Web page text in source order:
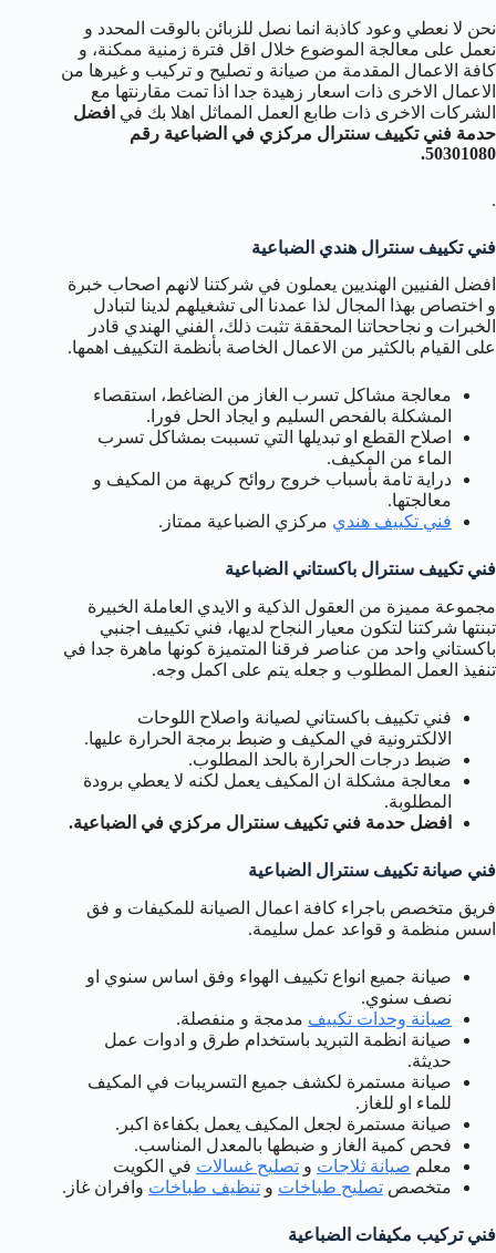
نحن لا نعطي وعود كاذبة انما نصل للزبائن بالوقت المحدد و
نعمل على معالجة الموضوع خلال اقل فترة زمنية ممكنة، و
كافة الاعمال المقدمة من صيانة و تصليح و تركيب و غيرها من
الاعمال الاخرى ذات اسعار زهيدة جدا اذا تمت مقارنتها مع
الشركات الاخرى ذات طابع العمل المماثل اهلا بك في افضل
حدمة فني تكييف سنترال مركزي في الضباعية رقم
50301080.
.
فني تكييف سنترال هندي الضباعية
افضل الفنيين الهنديين يعملون في شركتنا لانهم اصحاب خبرة
و اختصاص بهذا المجال لذا عمدنا الى تشغيلهم لدينا لتبادل
الخبرات و نجاححاتنا المحققة تثبت ذلك، الفني الهندي قادر
على القيام بالكثير من الاعمال الخاصة بأنظمة التكييف اهمها.
معالجة مشاكل تسرب الغاز من الضاغط، استقصاء
المشكلة بالفحص السليم و ايجاد الحل فورا.
اصلاح القطع او تبديلها التي تسببت بمشاكل تسرب
الماء من المكيف.
دراية تامة بأسباب خروج روائح كريهة من المكيف و
معالجتها.
فني تكييف هندي مركزي الضباعية ممتاز.
فني تكييف سنترال باكستاني الضباعية
مجموعة مميزة من العقول الذكية و الايدي العاملة الخبيرة
تبنتها شركتنا لتكون معيار النجاح لديها، فني تكييف اجنبي
باكستاني واحد من عناصر فرقنا المتميزة كونها ماهرة جدا في
تنفيذ العمل المطلوب و جعله يتم على اكمل وجه.
فني تكييف باكستاني لصيانة واصلاح اللوحات
الالكترونية في المكيف و ضبط برمجة الحرارة عليها.
ضبط درجات الحرارة بالحد المطلوب.
معالجة مشكلة ان المكيف يعمل لكنه لا يعطي برودة
المطلوبة.
افضل حدمة فني تكييف سنترال مركزي في الضباعية.
فني صيانة تكييف سنترال الضباعية
فريق متخصص باجراء كافة اعمال الصيانة للمكيفات و فق
اسس منظمة و قواعد عمل سليمة.
صيانة جميع انواع تكييف الهواء وفق اساس سنوي او
نصف سنوي.
صيانة وحدات تكييف مدمجة و منفصلة.
صيانة انظمة التبريد باستخدام طرق و ادوات عمل
حديثة.
صيانة مستمرة لكشف جميع التسريبات في المكيف
للماء او للغاز.
صيانة مستمرة لجعل المكيف يعمل بكفاءة اكبر.
فحص كمية الغاز و ضبطها بالمعدل المناسب.
معلم صيانة ثلاجات و تصليح غسالات في الكويت
متخصص تصليح طباخات و تنظيف طباخات وافران غاز.
فني تركيب مكيفات الضباعية